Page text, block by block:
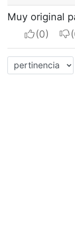
Muy original
I